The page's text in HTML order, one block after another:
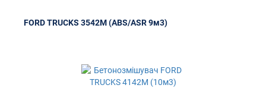
FORD TRUCKS 3542M (ABS/ASR 9м3)